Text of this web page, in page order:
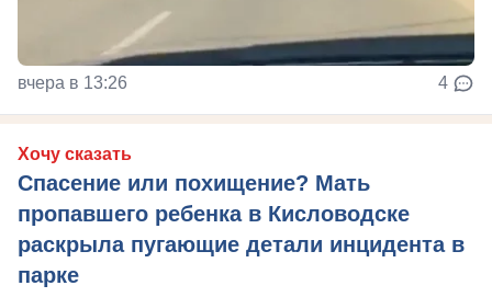
вчера в 13:26 4
Хочу сказать
Спасение или похищение? Мать
пропавшего ребенка в Кисловодске
раскрыла пугающие детали инцидента в
парке